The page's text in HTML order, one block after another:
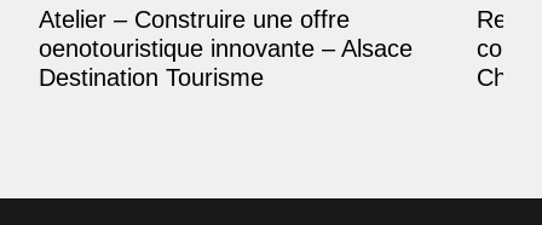
Atelier – Construire une offre
oenotouristique innovante – Alsace
Destination Tourisme